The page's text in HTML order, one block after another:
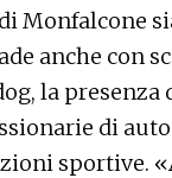
Monfalcone
anche con
la presenza
di
sportive.